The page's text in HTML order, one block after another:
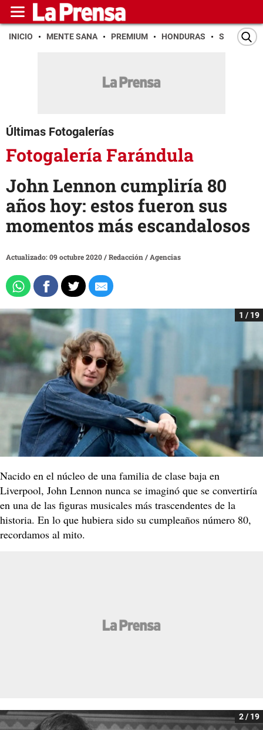
INICIO MENTE SANA PREMIUM HONDURAS SAN PEDRO
Últimas Fotogalerías
Fotogalería Farándula
John Lennon cumpliría 80
años hoy: estos fueron sus
momentos más escandalosos
Actualizado: 09 octubre 2020/Redacción / Agencias
1 / 19
Nacido en el núcleo de una familia de clase baja en
Liverpool, John Lennon nunca se imaginó que se convertiría
en una de las figuras musicales más trascendentes de la
historia. En lo que hubiera sido su cumpleaños número 80,
recordamos al mito.
2 / 19